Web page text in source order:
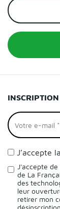
J’accepte la
J'accepte
de La
des
leur
retirer mon